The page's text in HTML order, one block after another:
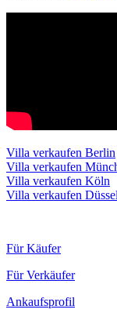
Villa verkaufen Berlin
Villa verkaufen
Villa verkaufen Köln
Villa verkaufen
Für Käufer
Für Verkäufer
Ankaufsprofil